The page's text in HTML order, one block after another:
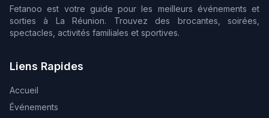
Fetanoo est votre guide pour les meilleurs événements et
sorties à La Réunion. Trouvez des brocantes, soirées,
spectacles, activités familiales et sportives.
Liens Rapides
Accueil
Événements